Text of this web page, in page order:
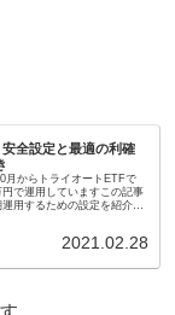
全設定と最適の利確
月からトライオートETFで
で運用していますこの記事
用するための設定を紹介し
2021.02.28